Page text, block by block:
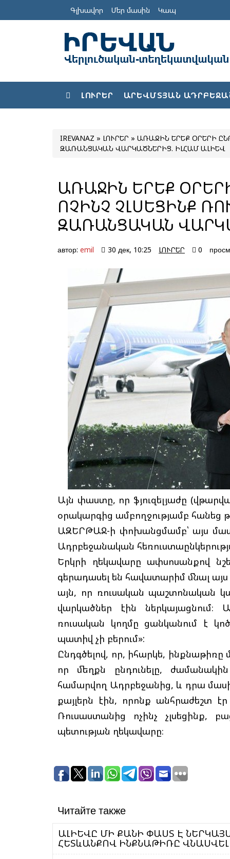
Գլխավոր Մեր մասին Կապ
ԼՈՒՐԵՐ ԱՐԵՎՄՏՅԱՆ
IREVANAZ » ԼՈՒՐԵՐ » ԱՌԱՋԻՆ ԵՐԵՔ ՕՐԵՐԻ
ԶԱՌԱՆՑԱԿԱՆ ՎԱՐԿԱԾՆԵՐԻՑ. ԻԼՀԱՄ ԱԼԻԵՎ
ԱՌԱՋԻՆ ԵՐԵՔ
ՈՉԻՆՉ ՉԼՍԵՑԻՆՔ
ԶԱՌԱՆՑԱԿԱՆ
автор: emil 30 дек, 10:25 ԼՈՒՐԵՐ 0
Այն փաստը, որ ֆյուզելյաժը
օրակարգից ամբողջությամբ հանեց
ԱԶԵՐԹԱՋ-ի փոխանցմամբ՝ այս
Ադրբեջանական
Երկրի ղեկավարը ափսոսանքով
գերադասել են հավատարիմ մնալ
այն, որ ռուսական պաշտոնական
վարկածներ էին
ռուսական կողմը ցանկանում է
պատիվ չի բերում»:
Ընդգծելով, որ, իհարկե,
որ մեղքն ընդունելը,
համարվող Ադրբեջանից, և դրա
քայլերն էին, որոնք անհրաժեշտ
Ռուսաստանից ոչինչ չլսեցինք,
պետության ղեկավարը։
Читайте также
ԱԼԻԵՎԸ ՄԻ ՔԱՆԻ ՓԱՍՏ Է
ՀԵՏևԱՆՔՈՎ ԻՆՔՆԱԹԻՌԸ ՎՆԱՍՎԵԼ